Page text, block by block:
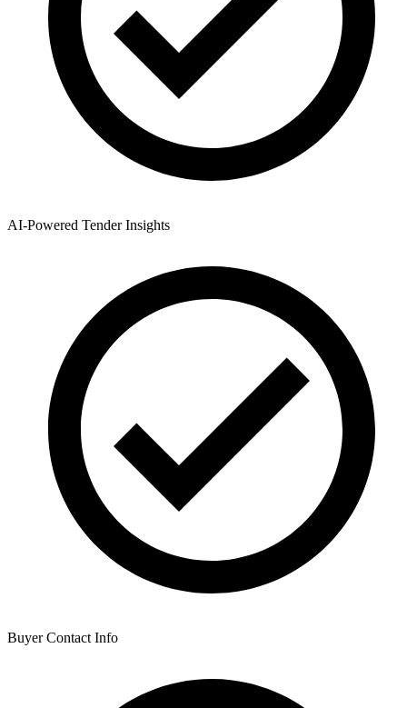
AI-Powered Tender Insights
Buyer Contact Info